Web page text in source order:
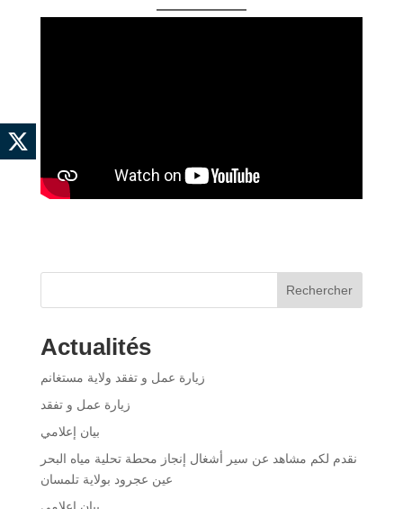
Rechercher
Actualités
زيارة عمل و تفقد ولاية مستغانم
زيارة عمل و تفقد
بيان إعلامي
نقدم لكم مشاهد عن سير أشغال إنجاز محطة تحلية مياه البحر
عين عجرود بولاية تلمسان
بيان إعلامي